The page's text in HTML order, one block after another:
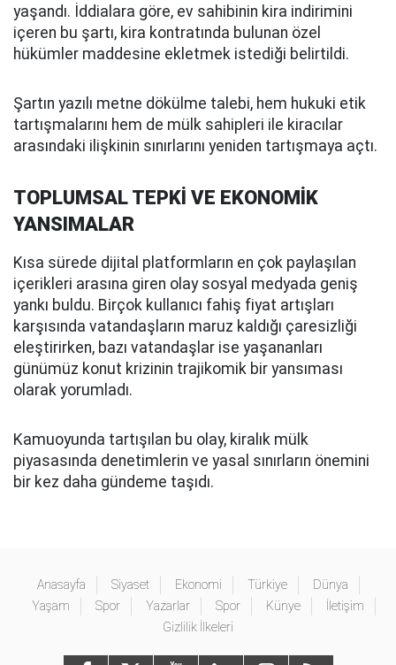
yaşandı. İddialara göre, ev sahibinin kira indirimini
içeren bu şartı, kira kontratında bulunan özel
hükümler maddesine ekletmek istediği belirtildi.
Şartın yazılı metne dökülme talebi, hem hukuki etik
tartışmalarını hem de mülk sahipleri ile kiracılar
arasındaki ilişkinin sınırlarını yeniden tartışmaya açtı.
TOPLUMSAL TEPKİ VE EKONOMİK
YANSIMALAR
Kısa sürede dijital platformların en çok paylaşılan
içerikleri arasına giren olay sosyal medyada geniş
yankı buldu. Birçok kullanıcı fahiş fiyat artışları
karşısında vatandaşların maruz kaldığı çaresizliği
eleştirirken, bazı vatandaşlar ise yaşananları
günümüz konut krizinin trajikomik bir yansıması
olarak yorumladı.
Kamuoyunda tartışılan bu olay, kiralık mülk
piyasasında denetimlerin ve yasal sınırların önemini
bir kez daha gündeme taşıdı.
Anasayfa Siyaset Ekonomi Türkiye
Dünya
Yaşam
Spor Yazarlar Spor Künye
İletişim
Gizlilik İlkeleri